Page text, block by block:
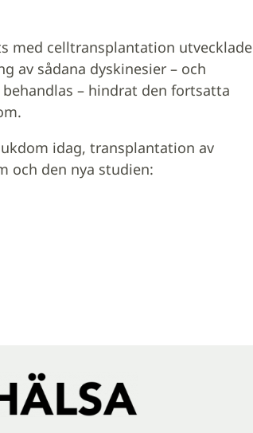
med celltransplantation utvecklade
av sådana dyskinesier – och
– hindrat den fortsatta
idag, transplantation av
och den nya studien: